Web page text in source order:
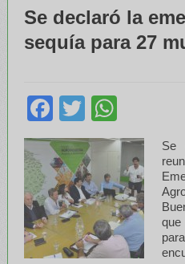
Se declaró la
sequía para 27
Facebook
Twitter
Se